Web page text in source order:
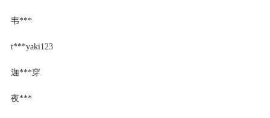
韦***
t***yaki123
迦***穿
夜***